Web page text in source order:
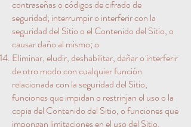
contraseñas o códigos de cifrado de
seguridad; interrumpir o interferir con la
seguridad del Sitio o el Contenido del Sitio, o
causar daño al mismo; o
Eliminar, eludir, deshabilitar, dañar o interferir
de otro modo con cualquier función
relacionada con la seguridad del Sitio,
funciones que impidan o restrinjan el uso o la
copia del Contenido del Sitio, o funciones que
impongan limitaciones en el uso del Sitio.